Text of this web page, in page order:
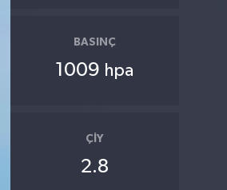
BASINÇ
1009 hpa
ÇIY
2.8